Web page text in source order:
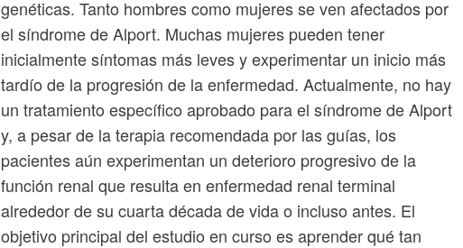
genéticas. Tanto hombres como mujeres se ven afectados por
el síndrome de Alport. Muchas mujeres pueden tener
inicialmente síntomas más leves y experimentar un inicio más
tardío de la progresión de la enfermedad. Actualmente, no hay
un tratamiento específico aprobado para el síndrome de Alport
y, a pesar de la terapia recomendada por las guías, los
pacientes aún experimentan un deterioro progresivo de la
función renal que resulta en enfermedad renal terminal
alrededor de su cuarta década de vida o incluso antes. El
objetivo principal del estudio en curso es aprender qué tan